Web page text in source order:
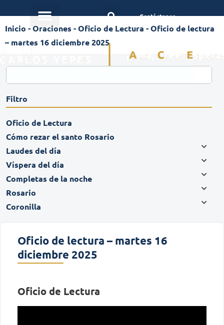
Contáctanos
Inicio -Oraciones -Oficio de Lectura -Oficio de lectura
– martes 16 diciembre 2025
Filtro
Oficio de Lectura
Cómo rezar el santo Rosario
Laudes del día
Víspera del día
Completas de la noche
Rosario
Coronilla
Oficio de lectura – martes 16
diciembre 2025
Oficio de Lectura